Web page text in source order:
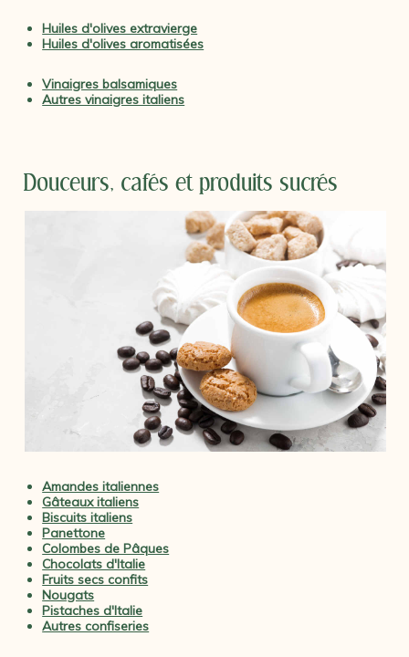
Huiles d'olives extravierge
Huiles d'olives aromatisées
Vinaigres balsamiques
Autres vinaigres italiens
Douceurs, cafés et produits sucrés
Amandes italiennes
Gâteaux italiens
Biscuits italiens
Panettone
Colombes de Pâques
Chocolats d'Italie
Fruits secs confits
Nougats
Pistaches d'Italie
Autres confiseries